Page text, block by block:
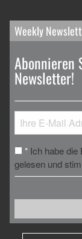
Weekly
Abonnieren
Newsletter!
* Ich habe die
gelesen und